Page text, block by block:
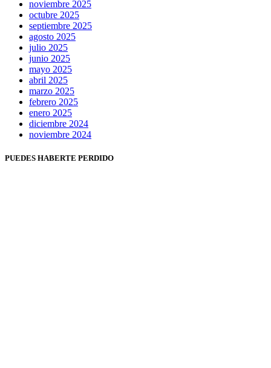
noviembre 2025
octubre 2025
septiembre 2025
agosto 2025
julio 2025
junio 2025
mayo 2025
abril 2025
marzo 2025
febrero 2025
enero 2025
diciembre 2024
noviembre 2024
PUEDES HABERTE PERDIDO